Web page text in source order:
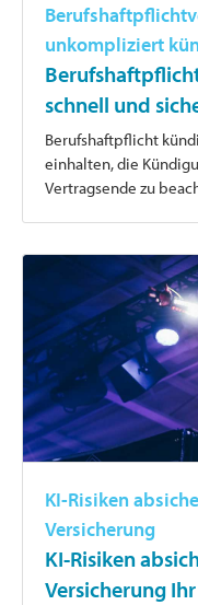
unkompliziert
schnell und
Berufshaftpflicht
einhalten, die
Vertragsende zu
KI-Risiken
Versicherung
KI-Risiken
Versicherung